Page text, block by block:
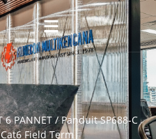
6 PANNET/ Panduit SP688-C
Field Term